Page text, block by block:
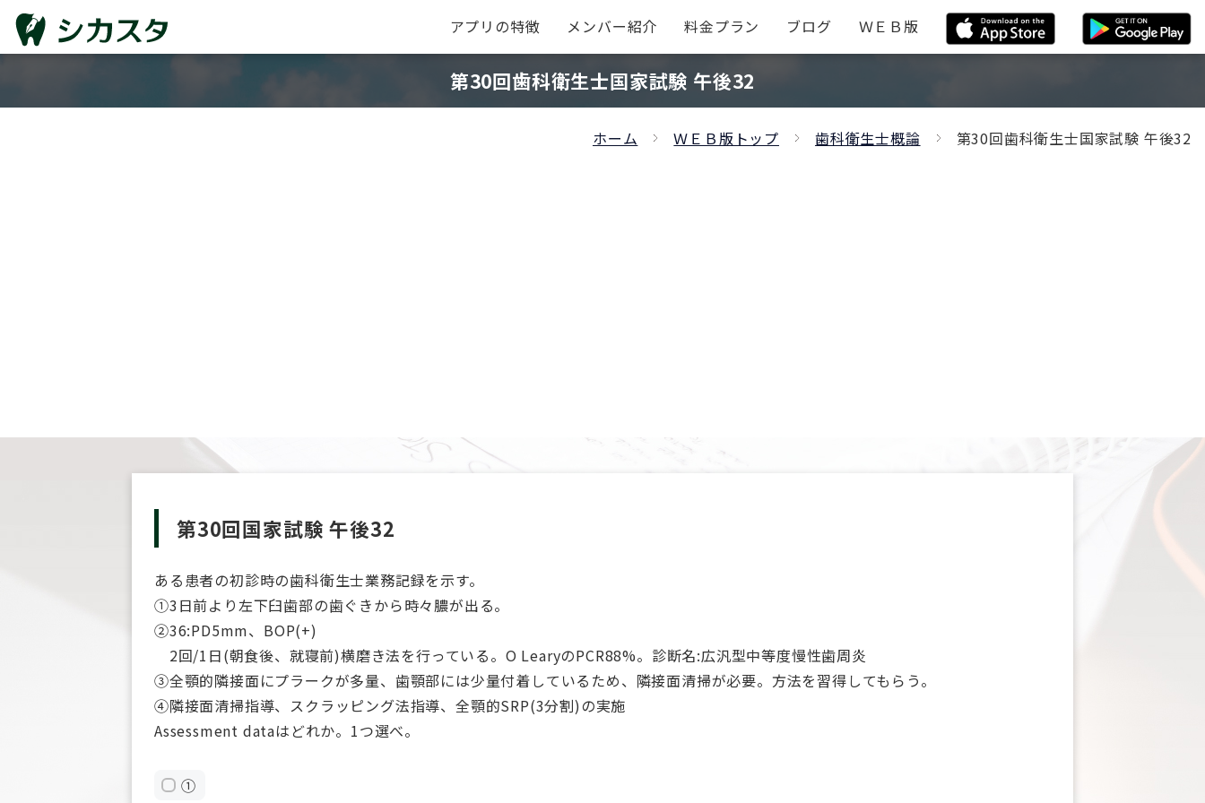
アプリの特徴 メンバー紹介 料金プラン ブログ ＷＥＢ版
第30回歯科衛生士国家試験 午後32
ホーム ＷＥＢ版トップ 歯科衛生士概論 第30回歯科衛生士国家試験 午後32
第30回国家試験 午後32
ある患者の初診時の歯科衛生士業務記録を示す。
①3日前より左下臼歯部の歯ぐきから時々膿が出る。
②36:PD5mm、BOP(+)
2回/1日(朝食後、就寝前)横磨き法を行っている。O LearyのPCR88%。診断名:広汎型中等度慢性歯周炎
③全顎的隣接面にプラークが多量、歯顎部には少量付着しているため、隣接面清掃が必要。方法を習得してもらう。
④隣接面清掃指導、スクラッピング法指導、全顎的SRP(3分割)の実施
Assessment dataはどれか。1つ選べ。
①